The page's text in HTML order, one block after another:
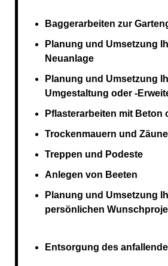
Baggerarbeiten zur
Planung und Umsetzung
Neuanlage
Planung und Umsetzung
Umgestaltung oder -
Pflasterarbeiten mit Beton
Trockenmauern und Zäune
Treppen und Podeste
Anlegen von Beeten
Planung und Umsetzung
persönlichen
Entsorgung des